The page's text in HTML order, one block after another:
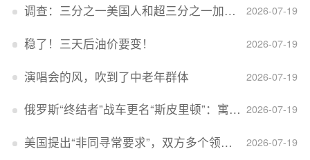
2026-07-19
调查：三分之一美国人和超三分之一加拿大人感到经济压力
2026-07-19
稳了！三天后油价要变！
2026-07-19
演唱会的风，吹到了中老年群体
2026-07-19
俄罗斯“终结者”战车更名“斯皮里顿”：寓意强大可靠，彰显俄精神力量
2026-07-19
美国提出“非同寻常要求”，双方多个领域分歧依旧，印美贸易谈判进入“关键阶段”